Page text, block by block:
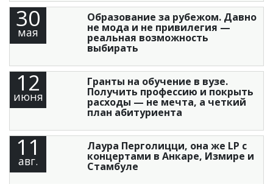
30
мая
Образование за рубежом. Давно
не мода и не привилегия —
реальная возможность
выбирать
12
июня
Гранты на обучение в вузе.
Получить профессию и покрыть
расходы — не мечта, а четкий
план абитуриента
11
авг.
Лаура Перголицци, она же LP с
концертами в Анкаре, Измире и
Стамбуле